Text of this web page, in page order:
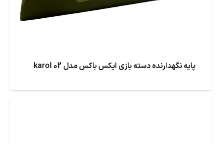
پایه نگهدارنده دسته بازی ایکس باکس مدل karol 02